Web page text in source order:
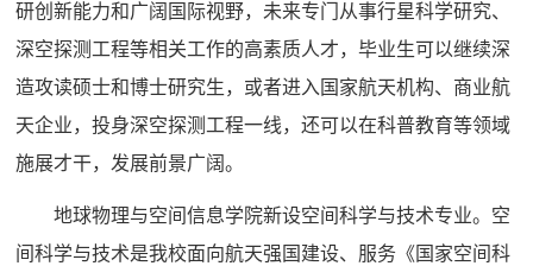
研创新能力和广阔国际视野，未来专门从事行星科学研究、
深空探测工程等相关工作的高素质人才，毕业生可以继续深
造攻读硕士和博士研究生，或者进入国家航天机构、商业航
天企业，投身深空探测工程一线，还可以在科普教育等领域
施展才干，发展前景广阔。
地球物理与空间信息学院新设空间科学与技术专业。空
间科学与技术是我校面向航天强国建设、服务《国家空间科